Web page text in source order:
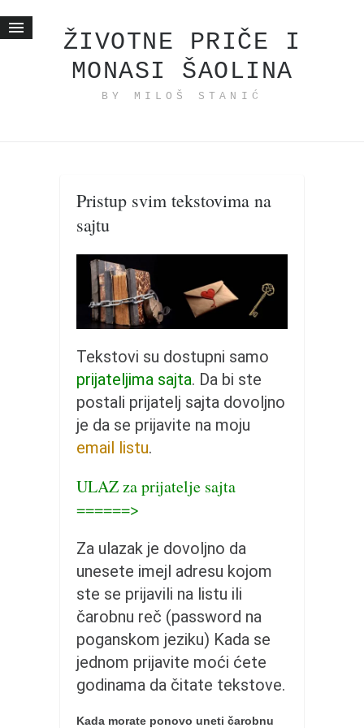
ŽIVOTNE PRIČE I
MONASI ŠAOLINA
BY MILOŠ STANIĆ
Životne priče
moj haiku
momenti i mesta
bonus sadržaj
Svetlopis
zakonopravilo
zabranjena istorija
ćirilica
porodične priče
Okinava karate
moje beleške
istorija karatea
bubishi
kihon
Pristup svim tekstovima na
sajtu
Tekstovi su dostupni samo
prijateljima sajta. Da bi ste
postali prijatelj sajta dovoljno
je da se prijavite na moju
email listu.
ULAZ za prijatelje sajta
======>
Za ulazak je dovoljno da
unesete imejl adresu kojom
ste se prijavili na listu ili
čarobnu reč (password na
poganskom jeziku) Kada se
jednom prijavite moći ćete
godinama da čitate tekstove.
Kada morate ponovo uneti čarobnu